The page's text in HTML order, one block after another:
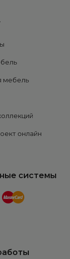
мебель
онлайн
системы